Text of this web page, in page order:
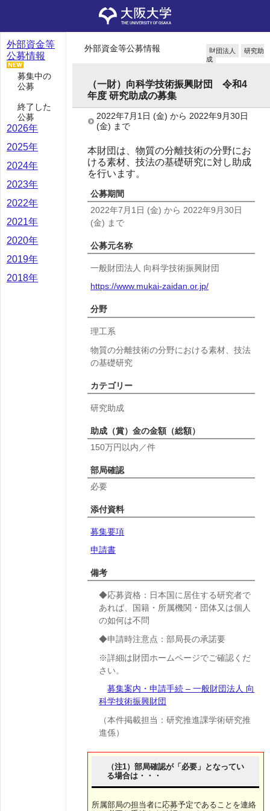
外部資金等
公募情報
募集中の
公募
終了した
公募
2026年
2025年
2024年
2023年
2022年
2021年
2020年
2019年
2018年
外部資金等公募情報 財団法人
研究助
成
（一財）向科学技術振興財団 令和4
年度 研究助成の募集
2022年7月1日 (金) から 2022年9月30日
(金) まで
本財団は、物質の分離技術の分野にお
ける素材、技法の基礎研究に対し助成
を行います。
公募期間
2022年7月1日 (金) から 2022年9月30日
(金) まで
公募元名称
一般財団法人 向科学技術振興財団
https://www.mukai-zaidan.or.jp/
分野
理工系
物質の分離技術の分野における素材、技法
の基礎研究
カテゴリー
研究助成
助成（賞）金の金額（総額）
150万円以内／件
部局確認
必要
添付資料
募集要項
申請書
備考
◆応募資格：日本国に居住する研究者で
あれば、国籍・所属機関・団体又は個人
の如何は不問
◆申請時注意点：部局長の承諾要
※詳細は財団ホームページでご確認くだ
さい。
募集案内・申請手続 – 一般財団法人 向
科学技術振興財団
（本件掲載担当：研究推進課学術研究推
進係）
（注1）部局確認が「必要」となってい
る場合は・・・
所属部局の担当者に応募予定であることを連絡